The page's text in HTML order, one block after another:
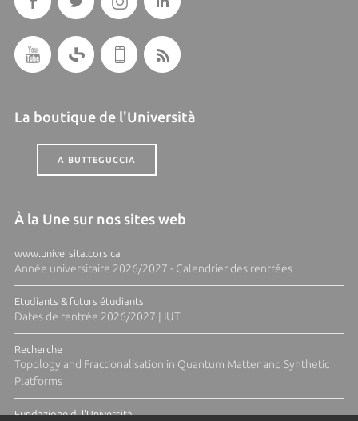
La boutique de l'Università
A BUTTEGUCCIA
À la Une sur nos sites web
www.universita.corsica
Année universitaire 2026/2027 - Calendrier des rentrées
Etudiants & futurs étudiants
Dates de rentrée 2026/2027 | IUT
Recherche
Topology and Fractionalisation in Quantum Matter and Synthetic
Platforms
Fundazione di l'Università